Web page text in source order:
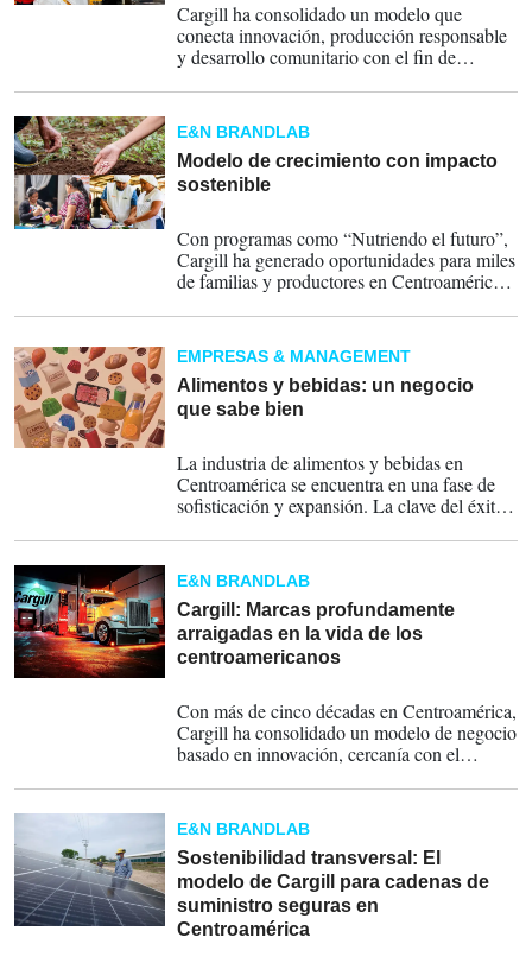
Cargill ha consolidado un modelo que
conecta innovación, producción responsable
y desarrollo comunitario con el fin de
campo hasta la mesa.
E&N BRANDLAB
Modelo de crecimiento con impacto
sostenible
Con programas como “Nutriendo el futuro”,
Cargill ha generado oportunidades para miles
de familias y productores en Centroamérica,
resilientes y comunidades con mayor
capacidad de desarrollo.
EMPRESAS & MANAGEMENT
Alimentos y bebidas: un negocio
que sabe bien
La industria de alimentos y bebidas en
Centroamérica se encuentra en una fase de
sofisticación y expansión. La clave del éxito
la tradición local con la innovación
tecnológica, respondiendo a un consumidor
que no solo busca precio, sino también
propósito y transparencia.
E&N BRANDLAB
Cargill: Marcas profundamente
arraigadas en la vida de los
centroamericanos
Con más de cinco décadas en Centroamérica,
Cargill ha consolidado un modelo de negocio
basado en innovación, cercanía con el
combina tradición, calidad y sostenibilidad.
E&N BRANDLAB
Sostenibilidad transversal: El
modelo de Cargill para cadenas de
suministro seguras en
Centroamérica